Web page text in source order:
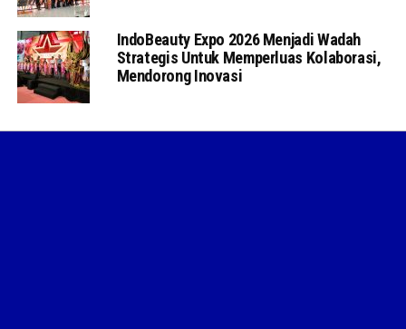
IndoBeauty Expo 2026 Menjadi Wadah
Strategis Untuk Memperluas Kolaborasi,
Mendorong Inovasi